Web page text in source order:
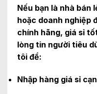
Nếu bạn là nhà bán
hoặc doanh nghiệp
chính hãng, giá sỉ
lòng tin người tiêu
tôi để:
Nhập hàng giá sỉ